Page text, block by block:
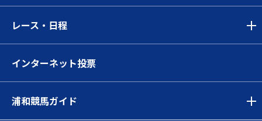
レース・日程
インターネット投票
浦和競馬ガイド